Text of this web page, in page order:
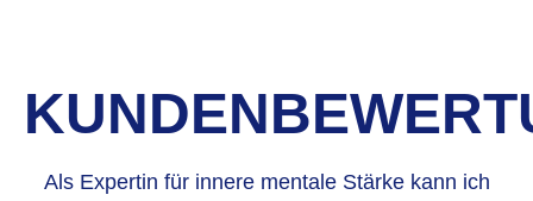
Als Expertin für innere mentale Stärke kann ich